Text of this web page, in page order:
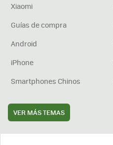
Xiaomi
Guías de compra
Android
iPhone
Smartphones Chinos
VER MÁS TEMAS